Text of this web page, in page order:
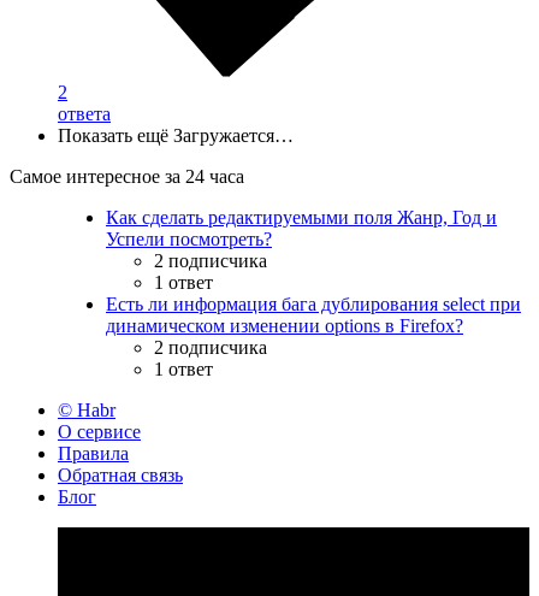
2
ответа
Показать ещё Загружается…
Самое интересное за 24 часа
Как сделать редактируемыми поля Жанр, Год и
Успели посмотреть?
2 подписчика
1 ответ
Есть ли информация бага дублирования select при
динамическом изменении options в Firefox?
2 подписчика
1 ответ
© Habr
О сервисе
Правила
Обратная связь
Блог